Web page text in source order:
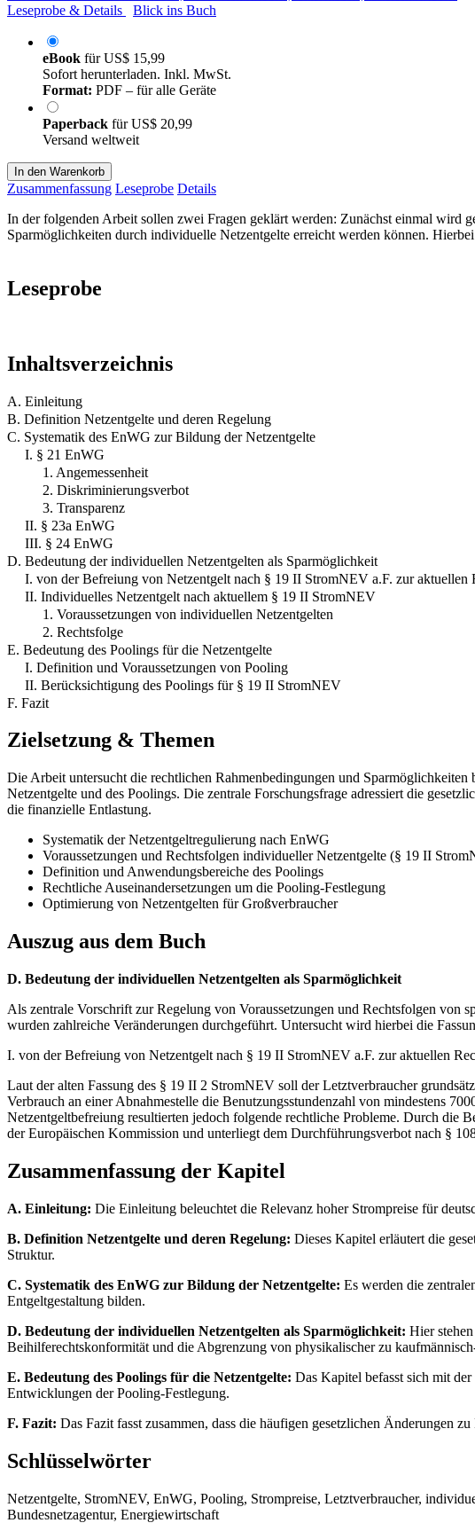
Leseprobe & Details
Blick ins Buch
eBook fürUS$ 15,99
Sofort herunterladen. Inkl. MwSt.
Format: PDF – für alle Geräte
Paperback fürUS$ 20,99
Versand weltweit
In den Warenkorb
Zusammenfassung Leseprobe Details
In der folgenden Arbeit sollen zwei Fragen geklärt werden: Zunächst einmal wird
Sparmöglichkeiten durch individuelle Netzentgelte erreicht werden können.
Leseprobe
Inhaltsverzeichnis
A. Einleitung
B. Definition Netzentgelte und deren Regelung
C. Systematik des EnWG zur Bildung der Netzentgelte
I. § 21 EnWG
1. Angemessenheit
2. Diskriminierungsverbot
3. Transparenz
II. § 23a EnWG
III. § 24 EnWG
D. Bedeutung der individuellen Netzentgelten als Sparmöglichkeit
I. von der Befreiung von Netzentgelt nach § 19 II StromNEV a.F. zur aktuellen
II. Individuelles Netzentgelt nach aktuellem § 19 II StromNEV
1. Voraussetzungen von individuellen Netzentgelten
2. Rechtsfolge
E. Bedeutung des Poolings für die Netzentgelte
I. Definition und Voraussetzungen von Pooling
II. Berücksichtigung des Poolings für § 19 II StromNEV
F. Fazit
Zielsetzung & Themen
Die Arbeit untersucht die rechtlichen Rahmenbedingungen und
Netzentgelte und des Poolings. Die zentrale Forschungsfrage adressiert die
die finanzielle Entlastung.
Systematik der Netzentgeltregulierung nach EnWG
Voraussetzungen und Rechtsfolgen individueller Netzentgelte (§ 19 II
Definition und Anwendungsbereiche des Poolings
Rechtliche Auseinandersetzungen um die Pooling-Festlegung
Optimierung von Netzentgelten für Großverbraucher
Auszug aus dem Buch
D. Bedeutung der individuellen Netzentgelten als Sparmöglichkeit
Als zentrale Vorschrift zur Regelung von Voraussetzungen und Rechtsfolgen von
wurden zahlreiche Veränderungen durchgeführt. Untersucht wird hierbei die
I. von der Befreiung von Netzentgelt nach § 19 II StromNEV a.F. zur aktuellen
Laut der alten Fassung des § 19 II 2 StromNEV soll der Letztverbraucher
Verbrauch an einer Abnahmestelle die Benutzungsstundenzahl von mindestens
Netzentgeltbefreiung resultierten jedoch folgende rechtliche Probleme. Durch
der Europäischen Kommission und unterliegt dem Durchführungsverbot nach §
Zusammenfassung der Kapitel
A. Einleitung: Die Einleitung beleuchtet die Relevanz hoher Strompreise für
B. Definition Netzentgelte und deren Regelung: Dieses Kapitel erläutert die
Struktur.
C. Systematik des EnWG zur Bildung der Netzentgelte: Es werden die
Entgeltgestaltung bilden.
D. Bedeutung der individuellen Netzentgelten als Sparmöglichkeit: Hier
Beihilferechtskonformität und die Abgrenzung von physikalischer zu
E. Bedeutung des Poolings für die Netzentgelte: Das Kapitel befasst sich mit
Entwicklungen der Pooling-Festlegung.
F. Fazit: Das Fazit fasst zusammen, dass die häufigen gesetzlichen Änderungen
Schlüsselwörter
Netzentgelte, StromNEV, EnWG, Pooling, Strompreise, Letztverbraucher,
Bundesnetzagentur, Energiewirtschaft